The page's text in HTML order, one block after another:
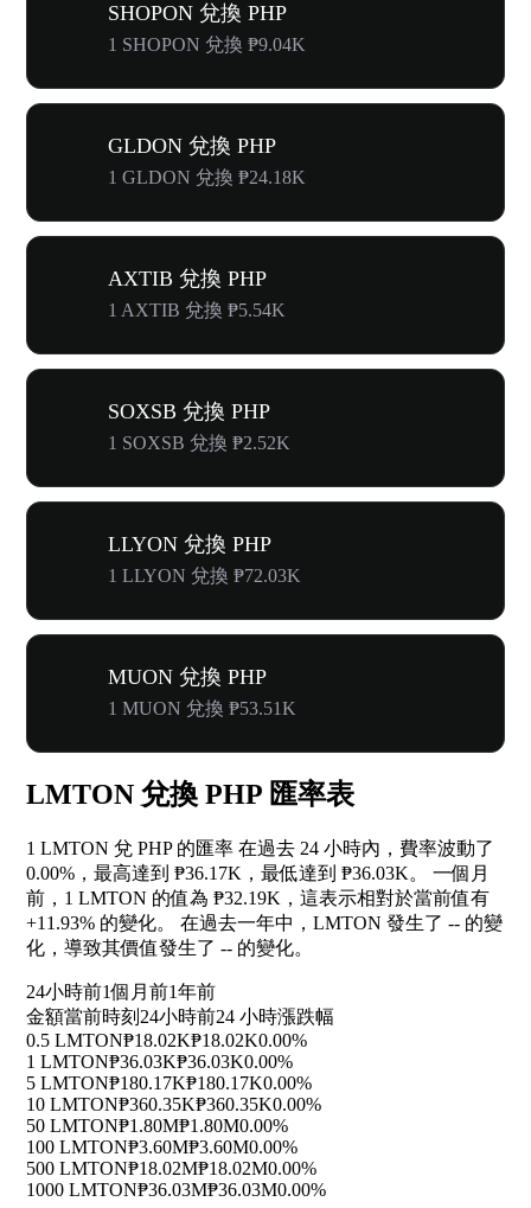
SHOPON 兌換 PHP
1 SHOPON 兌換 ₱9.04K
GLDON 兌換 PHP
1 GLDON 兌換 ₱24.18K
AXTIB 兌換 PHP
1 AXTIB 兌換 ₱5.54K
SOXSB 兌換 PHP
1 SOXSB 兌換 ₱2.52K
LLYON 兌換 PHP
1 LLYON 兌換 ₱72.03K
MUON 兌換 PHP
1 MUON 兌換 ₱53.51K
LMTON 兌換 PHP 匯率表
1 LMTON 兌 PHP 的匯率 在過去 24 小時內，費率波動了
0.00% ，最高達到 ₱36.17K，最低達到 ₱36.03K。 一個月
前，1 LMTON 的值為 ₱32.19K，這表示相對於當前值有
+11.93% 的變化。 在過去一年中，LMTON 發生了 -- 的變
化，導致其價值發生了 -- 的變化。
24小時前1個月前1年前
金額當前時刻 24小時前24 小時漲跌幅
0.5 LMTON₱18.02K₱18.02K0.00%
1 LMTON₱36.03K₱36.03K0.00%
5 LMTON₱180.17K₱180.17K0.00%
10 LMTON₱360.35K₱360.35K0.00%
50 LMTON₱1.80M₱1.80M0.00%
100 LMTON₱3.60M₱3.60M0.00%
500 LMTON₱18.02M₱18.02M0.00%
1000 LMTON₱36.03M₱36.03M0.00%